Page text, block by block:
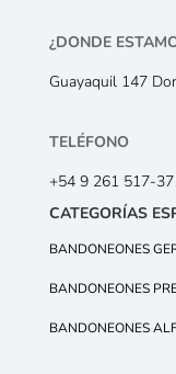
¿DONDE
Guayaquil 147
TELÉFONO
+54 9 261 517-
CATEGORÍAS
BANDONEONES
BANDONEONES
BANDONEONES